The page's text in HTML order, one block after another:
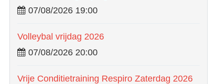
07/08/2026 19:00
Volleybal vrijdag 2026
07/08/2026 20:00
Vrije Conditietraining Respiro Zaterdag 2026